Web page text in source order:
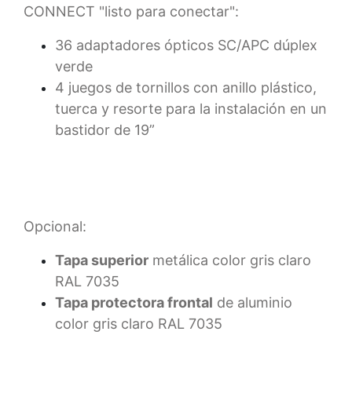
CONNECT "listo para conectar":
36 adaptadores ópticos SC/APC dúplex
verde
4 juegos de tornillos con anillo plástico,
tuerca y resorte para la instalación en un
bastidor de 19”
Opcional:
Tapa superior metálica color gris claro
RAL 7035
Tapa protectora frontal de aluminio
color gris claro RAL 7035